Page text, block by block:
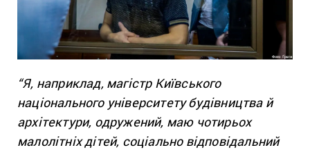
“Я, наприклад, магістр Київського
національного університету будівництва й
архітектури, одружений, маю чотирьох
малолітніх дітей, соціально відповідальний